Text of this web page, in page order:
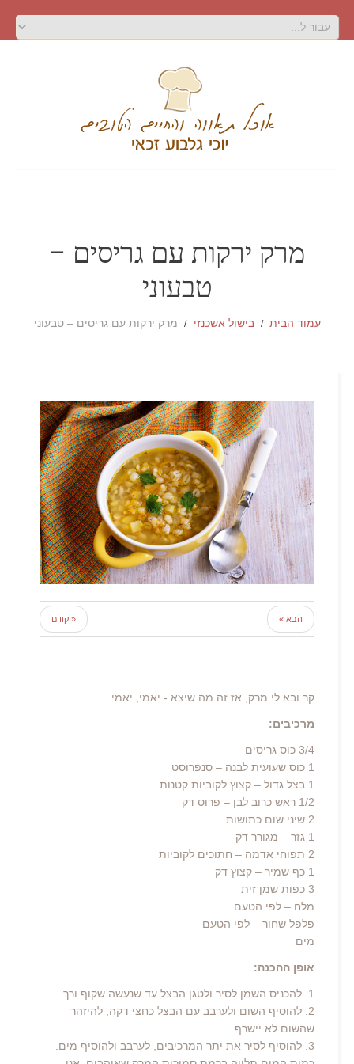
מרק ירקות עם גריסים –
טבעוני
עמוד הבית בישול אשכנזי מרק ירקות עם גריסים – טבעוני
« קודם הבא »
קר ובא לי מרק, אז זה מה שיצא - יאמי, יאמי
מרכיבים:
3/4 כוס גריסים
1 כוס שעועית לבנה – סנפרוסט
1 בצל גדול – קצוץ לקוביות קטנות
1/2 ראש כרוב לבן – פרוס דק
2 שיני שום כתושות
1 גזר – מגורר דק
2 תפוחי אדמה – חתוכים לקוביות
1 כף שמיר – קצוץ דק
3 כפות שמן זית
מלח – לפי הטעם
פלפל שחור – לפי הטעם
מים
אופן ההכנה:
1. להכניס השמן לסיר ולטגן הבצל עד שנעשה שקוף ורך.
2. להוסיף השום ולערבב עם הבצל כחצי דקה, להיזהר
שהשום לא יישרף.
3. להוסיף לסיר את יתר המרכיבים, לערבב ולהוסיף מים.